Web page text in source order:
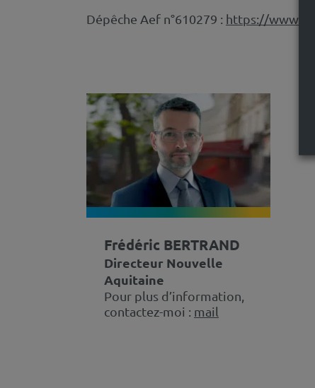
Dépêche Aef n°610279 : https://
Frédéric BERTRAND
Directeur Nouvelle
Aquitaine
Pour plus d’information,
contactez-moi : mail